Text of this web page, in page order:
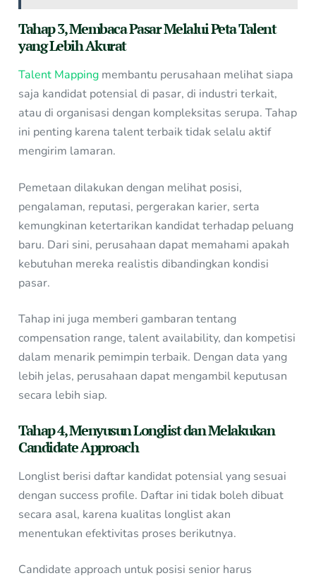
Tahap 3, Membaca Pasar Melalui Peta Talent
yang Lebih Akurat
Talent Mapping membantu perusahaan melihat siapa
saja kandidat potensial di pasar, di industri terkait,
atau di organisasi dengan kompleksitas serupa. Tahap
ini penting karena talent terbaik tidak selalu aktif
mengirim lamaran.
Pemetaan dilakukan dengan melihat posisi,
pengalaman, reputasi, pergerakan karier, serta
kemungkinan ketertarikan kandidat terhadap peluang
baru. Dari sini, perusahaan dapat memahami apakah
kebutuhan mereka realistis dibandingkan kondisi
pasar.
Tahap ini juga memberi gambaran tentang
compensation range, talent availability, dan kompetisi
dalam menarik pemimpin terbaik. Dengan data yang
lebih jelas, perusahaan dapat mengambil keputusan
secara lebih siap.
Tahap 4, Menyusun Longlist dan Melakukan
Candidate Approach
Longlist berisi daftar kandidat potensial yang sesuai
dengan success profile. Daftar ini tidak boleh dibuat
secara asal, karena kualitas longlist akan
menentukan efektivitas proses berikutnya.
Candidate approach untuk posisi senior harus